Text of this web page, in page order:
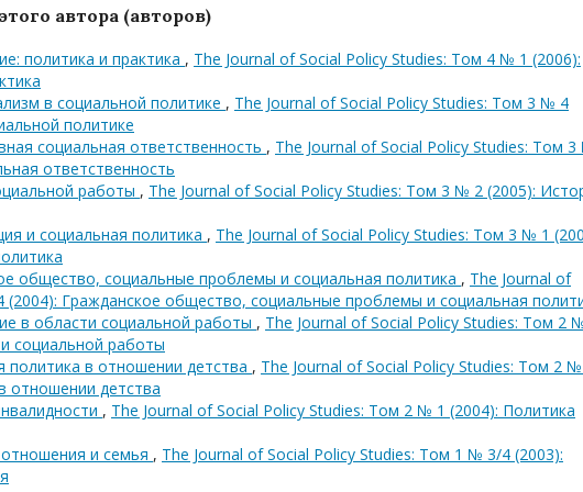
автора (авторов)
политика и практика , The Journal of Social Policy Studies: Том 4 № 1 (2006):
в социальной политике , The Journal of Social Policy Studies: Том 3 № 4
политике
социальная ответственность , The Journal of Social Policy Studies: Том
ответственность
работы , The Journal of Social Policy Studies: Том 3 № 2 (2005):
и социальная политика , The Journal of Social Policy Studies: Том 3 № 1
общество, социальные проблемы и социальная политика , The Journal of
Гражданское общество, социальные проблемы и социальная
в области социальной работы , The Journal of Social Policy Studies: Том 2
социальной работы
политика в отношении детства , The Journal of Social Policy Studies: Том 2
отношении детства
, The Journal of Social Policy Studies: Том 2 № 1 (2004): Политика
и семья , The Journal of Social Policy Studies: Том 1 № 3/4 (2003):